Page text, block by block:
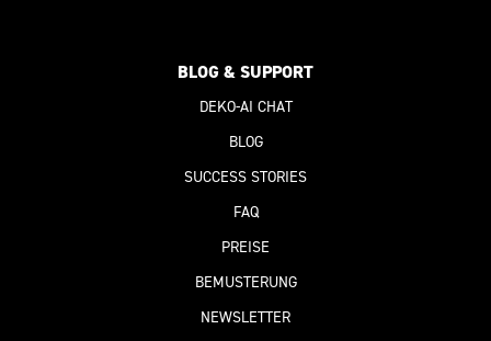
BLOG & SUPPORT
DEKO-AI CHAT
BLOG
SUCCESS STORIES
FAQ
PREISE
BEMUSTERUNG
NEWSLETTER